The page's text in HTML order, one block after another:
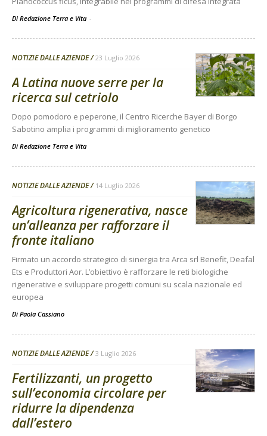
Di Redazione Terra e Vita -
NOTIZIE DALLE AZIENDE 23 Luglio 2026
A Latina nuove serre per la
ricerca sul cetriolo
Dopo pomodoro e peperone, il Centro Ricerche Bayer di Borgo
Sabotino amplia i programmi di miglioramento genetico
Di Redazione Terra e Vita
NOTIZIE DALLE AZIENDE 14 Luglio 2026
Agricoltura rigenerativa, nasce
un’alleanza per rafforzare il
fronte italiano
Firmato un accordo strategico di sinergia tra Arca srl Benefit, Deafal
Ets e Produttori Aor. L’obiettivo è rafforzare le reti biologiche
rigenerative e sviluppare progetti comuni su scala nazionale ed
europea
Di Paola Cassiano
NOTIZIE DALLE AZIENDE 3 Luglio 2026
Fertilizzanti, un progetto
sull’economia circolare per
ridurre la dipendenza
dall’estero